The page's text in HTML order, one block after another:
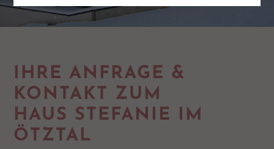
IHRE ANFRAGE &
KONTAKT ZUM
HAUS STEFANIE IM
ÖTZTAL